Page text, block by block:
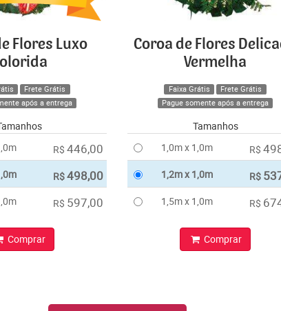
Flores Luxo
Frete Grátis
após a entrega
R$ 446,00
R$498,00
R$ 597,00
Comprar
Coroa de Flores
Vermelha
Faixa Grátis
Frete Grátis
Pague somente após a entrega
Tamanhos
1,0m x 1,0m
R$
1,2m x 1,0m R$
1,5m x 1,0m R$
Comprar